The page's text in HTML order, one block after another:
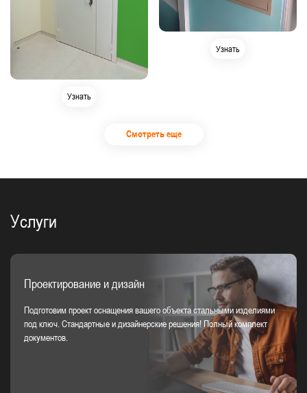
Узнать
Узнать
Смотреть еще
Услуги
Проектирование и дизайн
Подготовим проект оснащения вашего объекта стальными изделиями
под ключ. Стандартные и дизайнерские решения! Полный комплект
документов.